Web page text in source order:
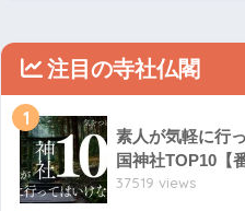
注目の寺社仏閣
1
素人が気軽に行
国神社TOP10【
37519 views